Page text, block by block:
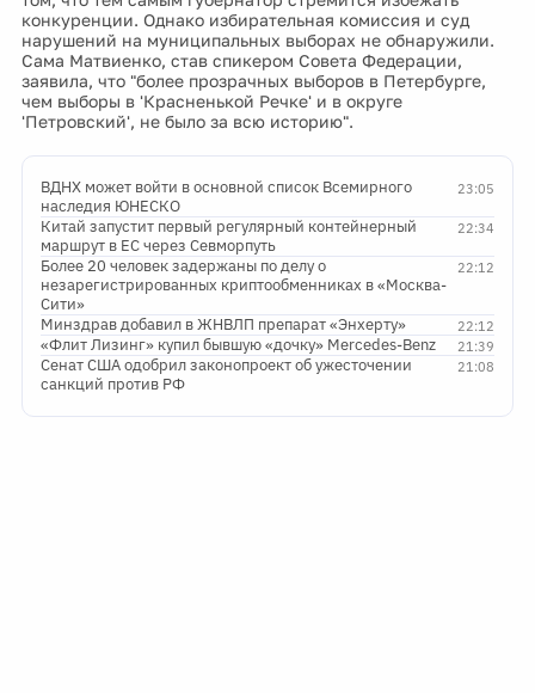
конкуренции. Однако избирательная комиссия и суд
нарушений на муниципальных выборах не обнаружили.
Сама Матвиенко, став спикером Совета Федерации,
заявила, что "более прозрачных выборов в Петербурге,
чем выборы в 'Красненькой Речке' и в округе
'Петровский', не было за всю историю".
23:05
ВДНХ может войти в основной список Всемирного
наследия ЮНЕСКО
22:34
Китай запустит первый регулярный контейнерный
маршрут в ЕС через Севморпуть
22:12
Более 20 человек задержаны по делу о
незарегистрированных криптообменниках в «Москва-
Сити»
22:12
Минздрав добавил в ЖНВЛП препарат «Энхерту»
21:39
«Флит Лизинг» купил бывшую «дочку» Mercedes-Benz
21:08
Сенат США одобрил законопроект об ужесточении
санкций против РФ